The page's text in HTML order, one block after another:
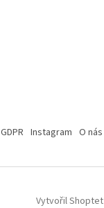
GDPR Instagram O nás
Vytvořil Shoptet